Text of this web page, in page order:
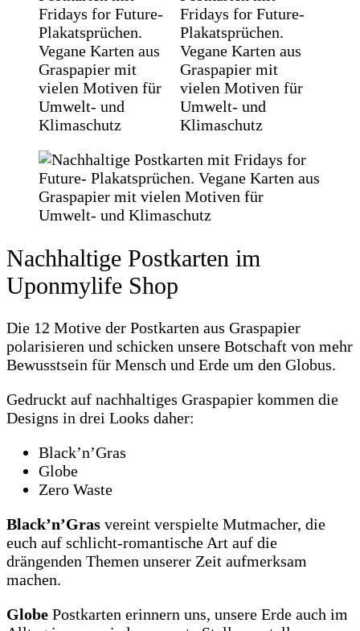
Nachhaltige Postkarten im
Uponmylife Shop
Die 12 Motive der Postkarten aus Graspapier
polarisieren und schicken unsere Botschaft von mehr
Bewusstsein für Mensch und Erde um den Globus.
Gedruckt auf nachhaltiges Graspapier kommen die
Designs in drei Looks daher:
Black’n’Gras
Globe
Zero Waste
Black’n’Gras vereint verspielte Mutmacher, die
euch auf schlicht-romantische Art auf die
drängenden Themen unserer Zeit aufmerksam
machen.
Globe Postkarten erinnern uns, unsere Erde auch im